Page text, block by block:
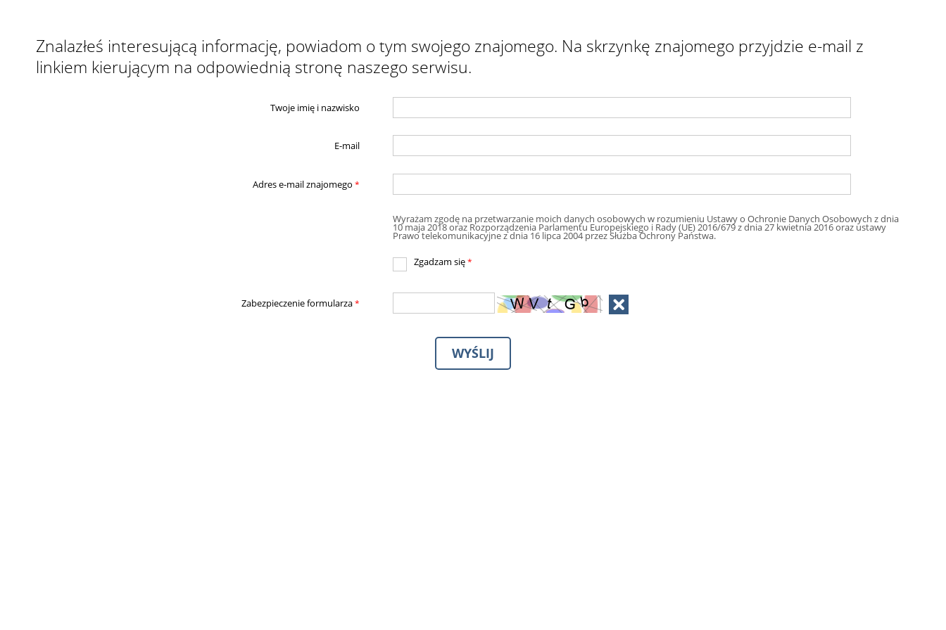
Znalazłeś interesującą informację, powiadom o tym swojego znajomego. Na skrzynkę znajomego przyjdzie e-mail z
linkiem kierującym na odpowiednią stronę naszego serwisu.
Twoje imię i nazwisko
E-mail
Adres e-mail znajomego *
Wyrażam zgodę na przetwarzanie moich danych osobowych w rozumieniu Ustawy o Ochronie Danych Osobowych z dnia
10 maja 2018 oraz Rozporządzenia Parlamentu Europejskiego i Rady (UE) 2016/679 z dnia 27 kwietnia 2016 oraz ustawy
Prawo telekomunikacyjne z dnia 16 lipca 2004 przez Służba Ochrony Państwa.
Zgadzam się*
Zabezpieczenie formularza *